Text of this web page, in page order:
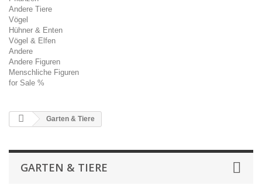
Andere Tiere
Vögel
Hühner & Enten
Vögel & Elfen
Andere
Andere Figuren
Menschliche Figuren
for Sale %
Garten & Tiere
GARTEN & TIERE